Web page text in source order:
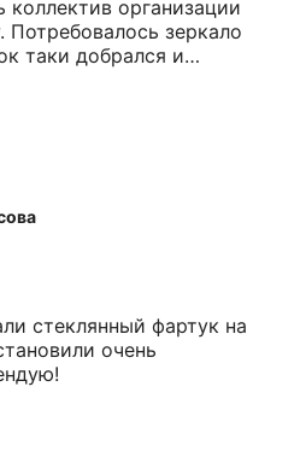
коллектив организации
Потребовалось зеркало
таки добрался и
заодно и в
по времени. Цена
стеклянный фартук на
очень